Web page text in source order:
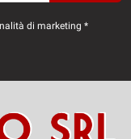
di marketing *